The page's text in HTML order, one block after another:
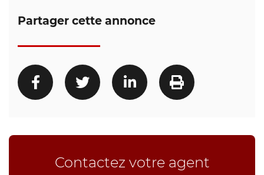
Partager cette annonce
Contactez votre agent